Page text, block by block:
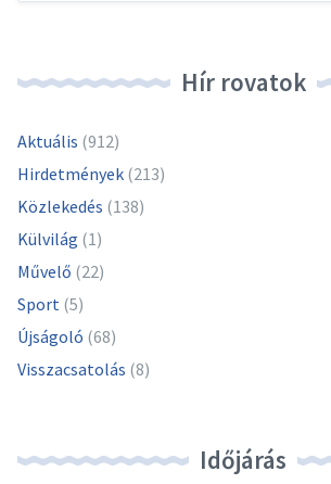
Hír rovatok
Aktuális (912)
Hirdetmények (213)
Közlekedés (138)
Külvilág (1)
Művelő (22)
Sport (5)
Újságoló (68)
Visszacsatolás (8)
Időjárás